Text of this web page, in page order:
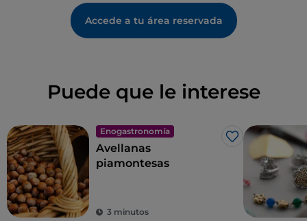
Accede a tu área reservada
Puede que le interese
Enogastronomía
Me gusta
Avellanas
piamontesas
3 minutos